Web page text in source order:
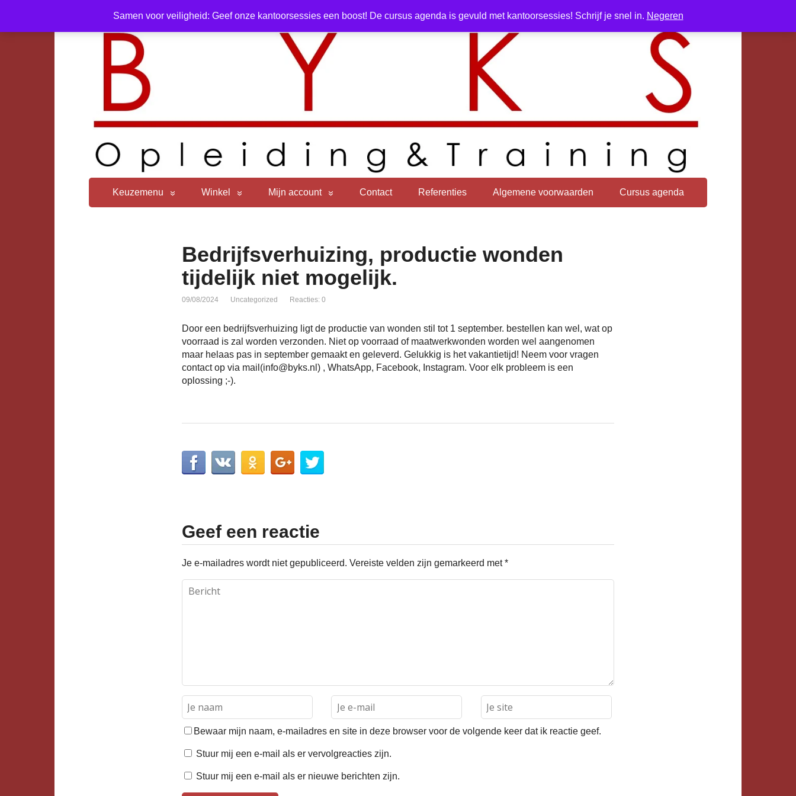
Samen voor veiligheid: Geef onze kantoorsessies een boost! De cursus agenda is gevuld met kantoorsessies! Schrijf je snel in. Negeren
Keuzemenu Winkel Mijn account Contact Referenties Algemene voorwaarden Cursus agenda
Bedrijfsverhuizing, productie wonden
tijdelijk niet mogelijk.
09/08/2024 Uncategorized Reacties: 0
Door een bedrijfsverhuizing ligt de productie van wonden stil tot 1 september. bestellen kan wel, wat op
voorraad is zal worden verzonden. Niet op voorraad of maatwerkwonden worden wel aangenomen
maar helaas pas in september gemaakt en geleverd. Gelukkig is het vakantietijd! Neem voor vragen
contact op via mail(info@byks.nl) , WhatsApp, Facebook, Instagram. Voor elk probleem is een
oplossing ;-).
Geef een reactie
Je e-mailadres wordt niet gepubliceerd. Vereiste velden zijn gemarkeerd met*
Bewaar mijn naam, e-mailadres en site in deze browser voor de volgende keer dat ik reactie geef.
Stuur mij een e-mail als er vervolgreacties zijn.
Stuur mij een e-mail als er nieuwe berichten zijn.